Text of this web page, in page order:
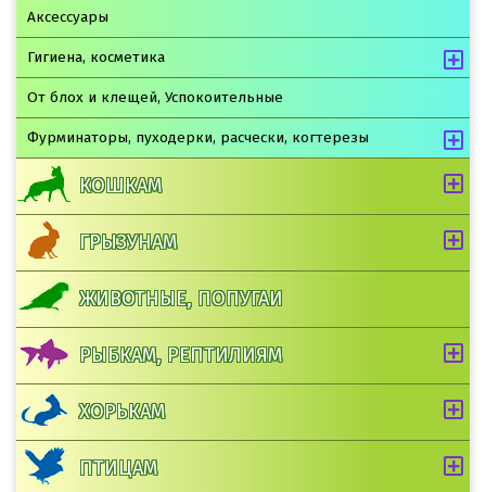
Аксессуары
Гигиена, косметика
От блох и клещей, Успокоительные
Фурминаторы, пуходерки, расчески, когтерезы
КОШКАМ
ГРЫЗУНАМ
ЖИВОТНЫЕ, ПОПУГАИ
РЫБКАМ, РЕПТИЛИЯМ
ХОРЬКАМ
ПТИЦАМ